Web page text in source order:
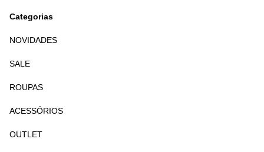
Categorias
NOVIDADES
SALE
ROUPAS
ACESSÓRIOS
OUTLET